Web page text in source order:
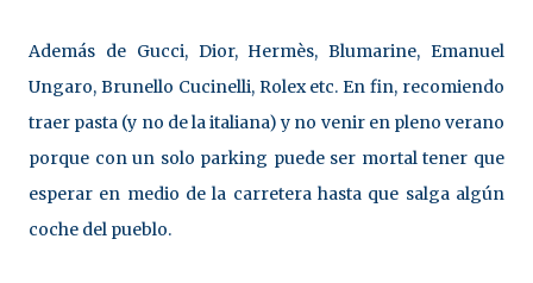
Además de Gucci, Dior, Hermès, Blumarine, Emanuel
Ungaro, Brunello Cucinelli, Rolex etc. En fin, recomiendo
traer pasta (y no de la italiana) y no venir en pleno verano
porque con un solo parking puede ser mortal tener que
esperar en medio de la carretera hasta que salga algún
coche del pueblo.